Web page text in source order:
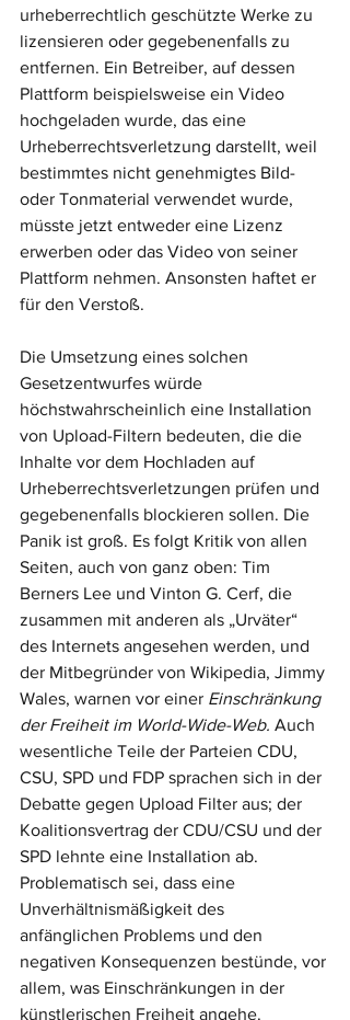
urheberrechtlich geschützte Werke zu
lizensieren oder gegebenenfalls zu
entfernen. Ein Betreiber, auf dessen
Plattform beispielsweise ein Video
hochgeladen wurde, das eine
Urheberrechtsverletzung darstellt, weil
bestimmtes nicht genehmigtes Bild-
oder Tonmaterial verwendet wurde,
müsste jetzt entweder eine Lizenz
erwerben oder das Video von seiner
Plattform nehmen. Ansonsten haftet er
für den Verstoß.
Die Umsetzung eines solchen
Gesetzentwurfes würde
höchstwahrscheinlich eine Installation
von Upload-Filtern bedeuten, die die
Inhalte vor dem Hochladen auf
Urheberrechtsverletzungen prüfen und
gegebenenfalls blockieren sollen. Die
Panik ist groß. Es folgt Kritik von allen
Seiten, auch von ganz oben: Tim
Berners Lee und Vinton G. Cerf, die
zusammen mit anderen als „Urväter“
des Internets angesehen werden, und
der Mitbegründer von Wikipedia, Jimmy
Wales, warnen vor einer Einschränkung
der Freiheit im World-Wide-Web. Auch
wesentliche Teile der Parteien CDU,
CSU, SPD und FDP sprachen sich in der
Debatte gegen Upload Filter aus; der
Koalitionsvertrag der CDU/CSU und der
SPD lehnte eine Installation ab.
Problematisch sei, dass eine
Unverhältnismäßigkeit des
anfänglichen Problems und den
negativen Konsequenzen bestünde, vor
allem, was Einschränkungen in der
künstlerischen Freiheit angehe.